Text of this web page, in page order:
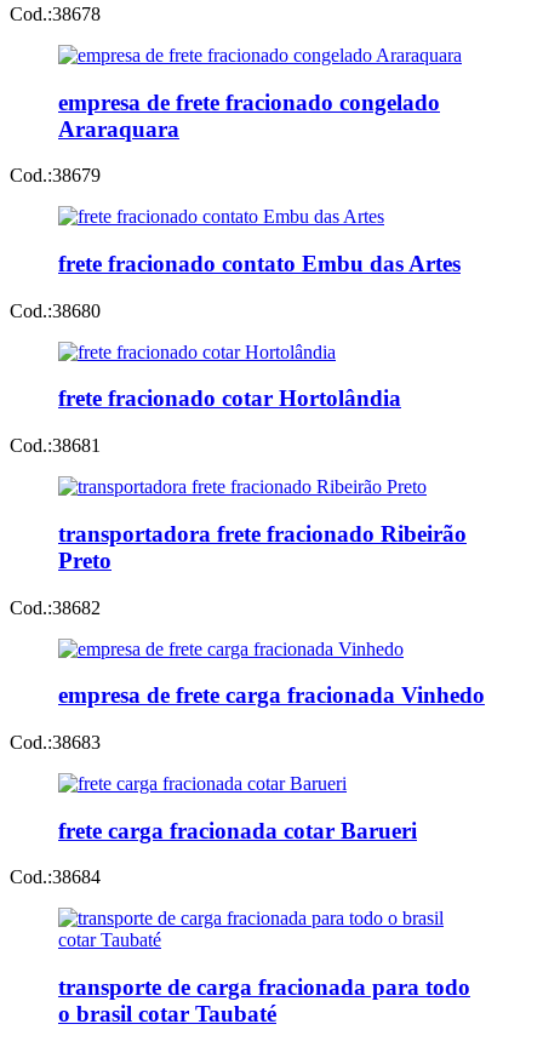
Cod.:38678
empresa de frete fracionado congelado
Araraquara
Cod.:38679
frete fracionado contato Embu das Artes
Cod.:38680
frete fracionado cotar Hortolândia
Cod.:38681
transportadora frete fracionado Ribeirão
Preto
Cod.:38682
empresa de frete carga fracionada Vinhedo
Cod.:38683
frete carga fracionada cotar Barueri
Cod.:38684
transporte de carga fracionada para todo
o brasil cotar Taubaté